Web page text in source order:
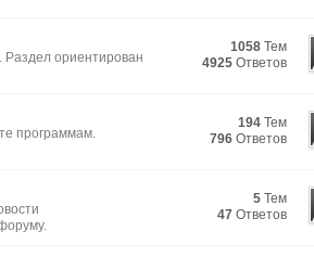
Раздел ориентирован
1058 Тем
4925 Ответов
программам.
194 Тем
796 Ответов
5 Тем
47 Ответов